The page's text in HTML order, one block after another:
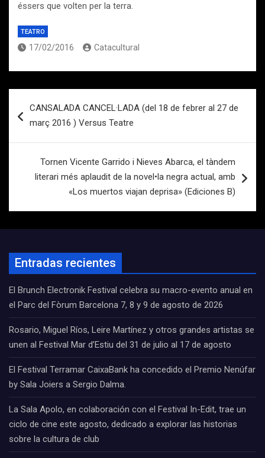
éssers que volten per la terra.
TEATRO
17/02/2016 Catacultural
de
CANSALADA CANCEL·LADA (del 18 de febrer al 27 de
març 2016 ) Versus Teatre
Tornen Vicente Garrido i Nieves Abarca, el tàndem
literari més aplaudit de la novel•la negra actual, amb
«Los muertos viajan deprisa» (Ediciones B)
Entradas recientes
El Brunch Electronik Festival celebra su macro-evento anual en
el Parc del Fòrum Barcelona 7, 8 y 9 de agosto de 2026
Rosario, Miguel Ríos, Leire Martínez y otros grandes artistas se
unen al Festival Mar d’Estiu del 31 de julio al 17 de agosto
El Festival Terramar CaixaBank ha concedido el Premio Nenúfar
by Sala Joiers a Sergio Dalma.
La Sala Apolo, en colaboración con el Festival In-Edit, trae un
ciclo de cine este agosto, dedicado a explorar las historias
sobre la cultura de club